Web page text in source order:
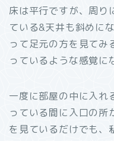
床は平行ですが、周り
ている&天井も斜めに
って足元の方を見てみ
っているような感覚に
一度に部屋の中に入れ
っている間に入口の所
を見ているだけでも、